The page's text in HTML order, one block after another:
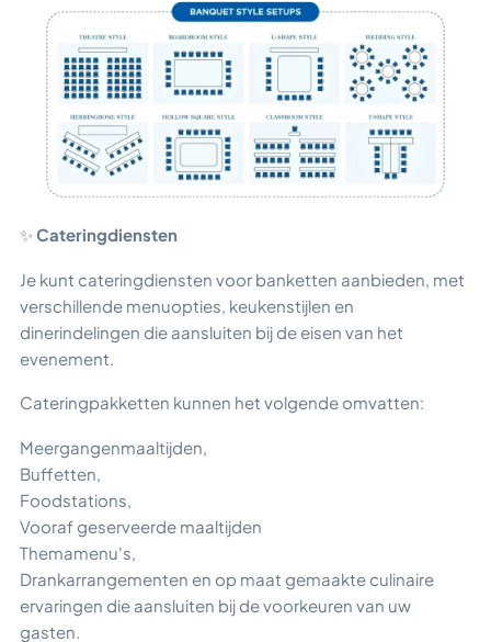
✨Cateringdiensten
Je kunt cateringdiensten voor banketten aanbieden, met
verschillende menuopties, keukenstijlen en
dinerindelingen die aansluiten bij de eisen van het
evenement.
Cateringpakketten kunnen het volgende omvatten:
Meergangenmaaltijden,
Buffetten,
Foodstations,
Vooraf geserveerde maaltijden
Themamenu's,
Drankarrangementen en op maat gemaakte culinaire
ervaringen die aansluiten bij de voorkeuren van uw
gasten.